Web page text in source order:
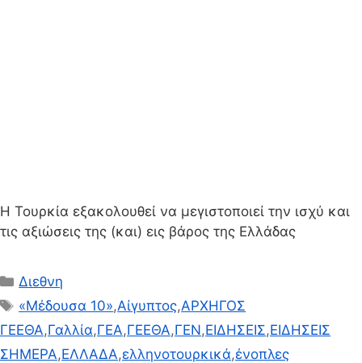
Η Τουρκία εξακολουθεί να μεγιστοποιεί την ισχύ και
τις αξιώσεις της (και) εις βάρος της Ελλάδας
Κατηγορίες
Διεθνη
Ετικέτες
«Μέδουσα 10»,Αίγυπτος,ΑΡΧΗΓΟΣ
ΓΕΕΘΑ,Γαλλία,ΓΕΑ,ΓΕΕΘΑ,ΓΕΝ,ΕΙΔΗΣΕΙΣ,ΕΙΔΗΣΕΙΣ
ΣΗΜΕΡΑ,ΕΛΛΑΔΑ,ελληνοτουρκικά,ένοπλες